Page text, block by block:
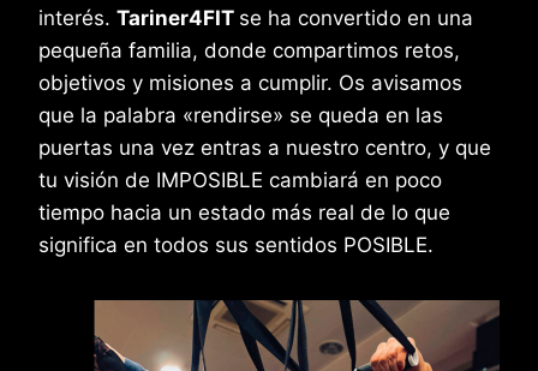
interés. Tariner4FIT se ha convertido en una
pequeña familia, donde compartimos retos,
objetivos y misiones a cumplir. Os avisamos
que la palabra «rendirse» se queda en las
puertas una vez entras a nuestro centro, y que
tu visión de IMPOSIBLE cambiará en poco
tiempo hacia un estado más real de lo que
significa en todos sus sentidos POSIBLE.